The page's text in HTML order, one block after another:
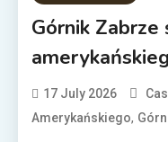
Górnik Zabrze
17 July 2026
Amerykańskiego,